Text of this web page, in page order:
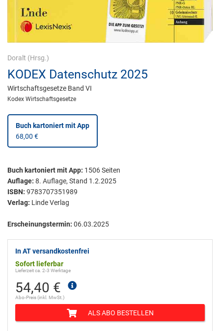
Doralt (Hrsg.)
KODEX Datenschutz 2025
Wirtschaftsgesetze Band VI
Kodex Wirtschaftsgesetze
Buch kartoniertmit App
68,00 €
Buch kartoniertmit App: 1506Seiten
Auflage: 8. Auflage, Stand 1.2.2025
ISBN: 9783707351989
Verlag: Linde Verlag
Erscheinungstermin: 06.03.2025
In AT versandkostenfrei
Sofort lieferbar
Lieferzeit ca. 2-3 Werktage
54,40 €
Abo-Preis (inkl. MwSt.)
ALS ABO BESTELLEN